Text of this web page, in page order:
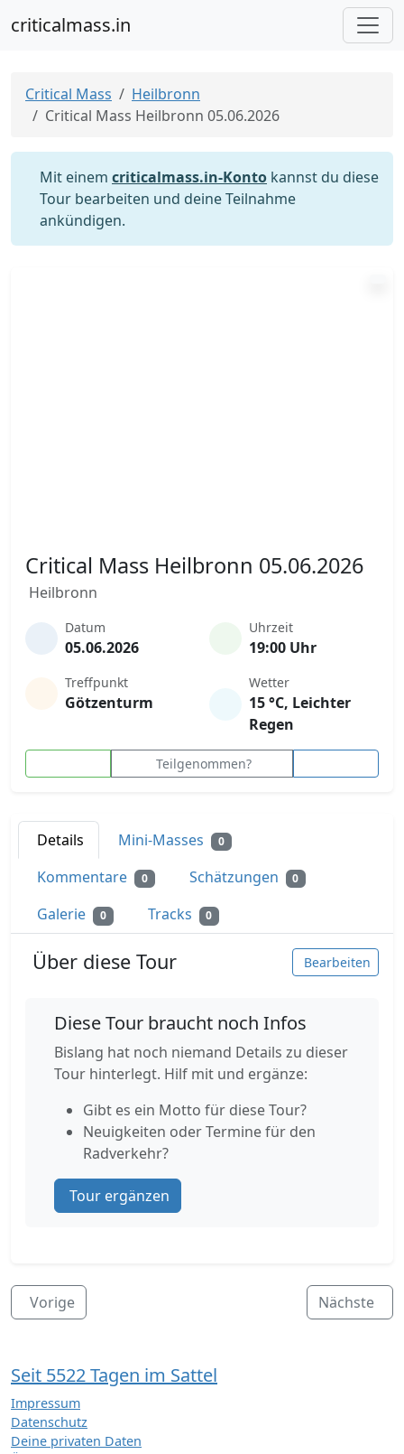
criticalmass.in
Critical Mass
Heilbronn
Critical Mass Heilbronn 05.06.2026
Mit einem criticalmass.in-Konto kannst du diese
Tour bearbeiten und deine Teilnahme
ankündigen.
Critical Mass Heilbronn 05.06.2026
Heilbronn
Datum
05.06.2026
Uhrzeit
19:00 Uhr
Treffpunkt
Götzenturm
Wetter
15 °C, Leichter
Regen
Teilgenommen?
Details Mini-Masses 0
Kommentare 0 Schätzungen 0
Galerie 0 Tracks 0
Über diese Tour Bearbeiten
Diese Tour braucht noch Infos
Bislang hat noch niemand Details zu dieser
Tour hinterlegt. Hilf mit und ergänze:
Gibt es ein Motto für diese Tour?
Neuigkeiten oder Termine für den
Radverkehr?
Tour ergänzen
Vorige Nächste
Seit 5522 Tagen im Sattel
Impressum
Datenschutz
Deine privaten Daten